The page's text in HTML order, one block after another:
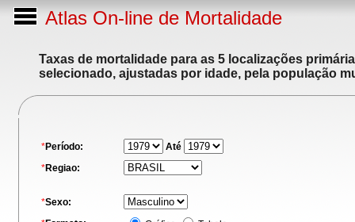
Atlas On-line de Mortalidade
Taxas de mortalidade para as 5 localizações
selecionado, ajustadas por idade, pela população
*Período:
Até
*Regiao:
*Sexo: